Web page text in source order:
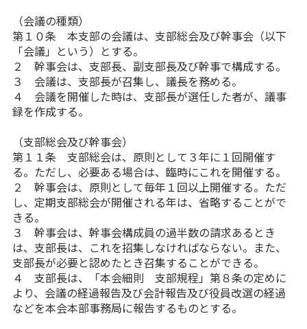
（会議の種類）
第１０条 本支部の会議は、支部総会及び幹事会（以下
「会議」という）とする。
２ 幹事会は、支部長、副支部長及び幹事で構成する。
３ 会議は、支部長が召集し、議長を務める。
４ 会議を開催した時は、支部長が選任した者が、議事
録を作成する。
（支部総会及び幹事会）
第１１条 支部総会は、原則として３年に１回開催す
る。ただし、必要ある場合は、臨時にこれを開催する。
２ 幹事会は、原則として毎年１回以上開催する。ただ
し、定期支部総会が開催される年は、省略することがで
きる。
３ 幹事会は、幹事会構成員の過半数の請求あるとき
は、支部長は、これを招集しなければならない。また、
支部長が必要と認めたとき召集することができる。
４ 支部長は、「本会細則 支部規程」第８条の定めに
より、会議の経過報告及び会計報告及び役員改選の経過
などを本会本部事務局に報告するものとする。